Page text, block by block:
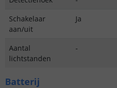
Schakelaar
aan/uit
Ja
Aantal
lichtstanden
-
Batterij